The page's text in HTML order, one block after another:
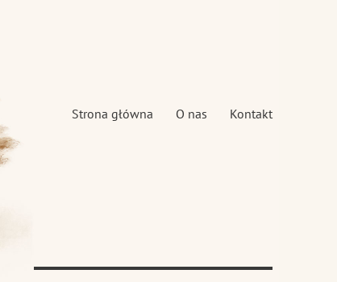
Strona główna O nas Kontakt